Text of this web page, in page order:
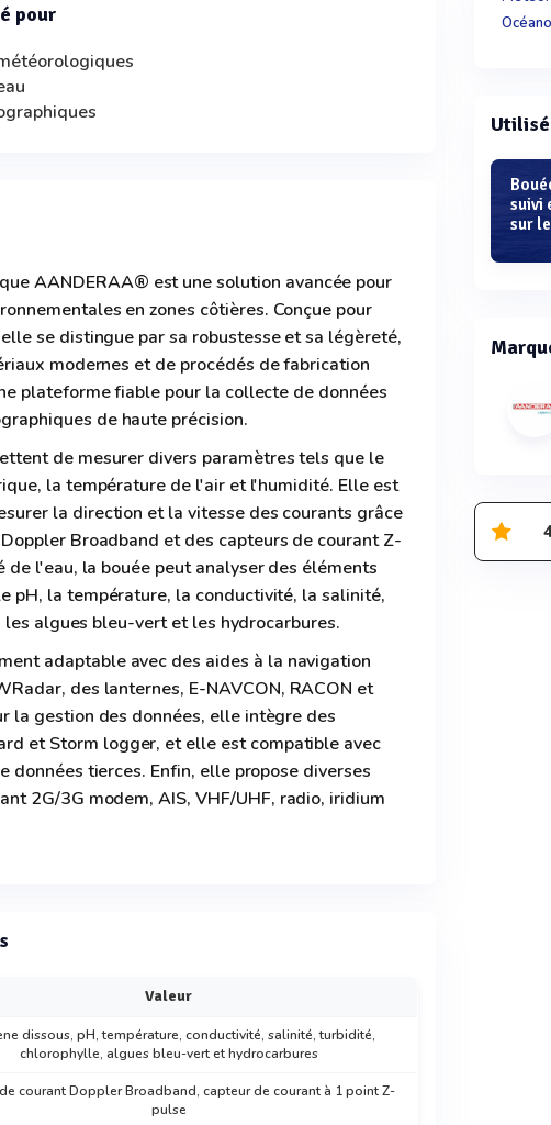
pour
AANDERAA® est une solution avancée pour
en zones côtières. Conçue pour
se distingue par sa robustesse et sa légèreté,
modernes et de procédés de fabrication
plateforme fiable pour la collecte de données
de haute précision.
de mesurer divers paramètres tels que le
la température de l'air et l'humidité. Elle est
la direction et la vitesse des courants grâce
Broadband et des capteurs de courant Z-
de l'eau, la bouée peut analyser des éléments
pH, la température, la conductivité, la salinité,
algues bleu-vert et les hydrocarbures.
adaptable avec des aides à la navigation
des lanternes, E-NAVCON, RACON et
la gestion des données, elle intègre des
et Storm logger, et elle est compatible avec
données tierces. Enfin, elle propose diverses
2G/3G modem, AIS, VHF/UHF, radio, iridium
Valeur
dissous, pH, température, conductivité, salinité, turbidité,
chlorophylle, algues bleu-vert et hydrocarbures
courant Doppler Broadband, capteur de courant à 1 point Z-
pulse
suivi
sur